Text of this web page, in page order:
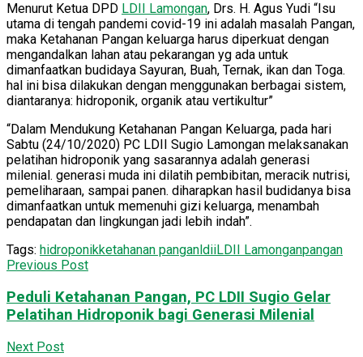
Menurut Ketua DPD LDII Lamongan, Drs. H. Agus Yudi “Isu
utama di tengah pandemi covid-19 ini adalah masalah Pangan,
maka Ketahanan Pangan keluarga harus diperkuat dengan
mengandalkan lahan atau pekarangan yg ada untuk
dimanfaatkan budidaya Sayuran, Buah, Ternak, ikan dan Toga.
hal ini bisa dilakukan dengan menggunakan berbagai sistem,
diantaranya: hidroponik, organik atau vertikultur”
“Dalam Mendukung Ketahanan Pangan Keluarga, pada hari
Sabtu (24/10/2020) PC LDII Sugio Lamongan melaksanakan
pelatihan hidroponik yang sasarannya adalah generasi
milenial. generasi muda ini dilatih pembibitan, meracik nutrisi,
pemeliharaan, sampai panen. diharapkan hasil budidanya bisa
dimanfaatkan untuk memenuhi gizi keluarga, menambah
pendapatan dan lingkungan jadi lebih indah”.
Tags: hidroponikketahanan pangan ldiiLDII Lamonganpangan
Previous Post
Peduli Ketahanan Pangan, PC LDII Sugio Gelar
Pelatihan Hidroponik bagi Generasi Milenial
Next Post